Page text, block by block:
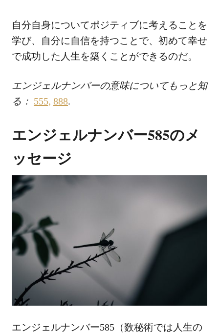
自分自身についてポジティブに考えることを
学び、自分に自信を持つことで、初めて幸せ
で成功した人生を築くことができるのだ。
エンジェルナンバーの意味についてもっと知
る： 555, 888.
エンジェルナンバー585のメ
ッセージ
エンジェルナンバー585（数秘術では人生の